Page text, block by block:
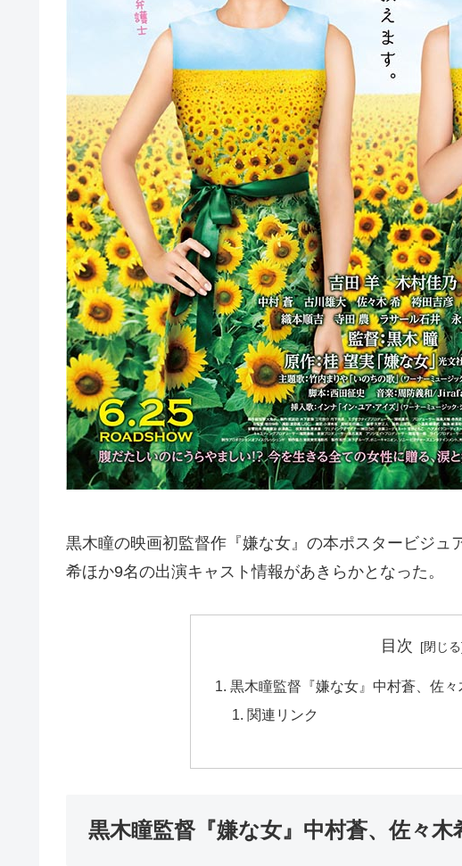
黒木瞳の映画初監督作『嫌な女』の本ポスタービジュ
希ほか9名の出演キャスト情報があきらかとなった。
目次
黒木瞳監督『嫌な女』中村蒼、佐
関連リンク
黒木瞳監督『嫌な女』中村蒼、佐々